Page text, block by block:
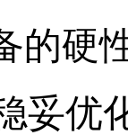
的硬
妥优